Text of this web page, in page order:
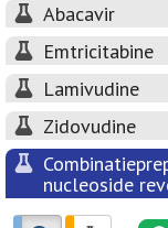
Abacavir
Emtricitabine
Lamivudine
Zidovudine
nucleoside